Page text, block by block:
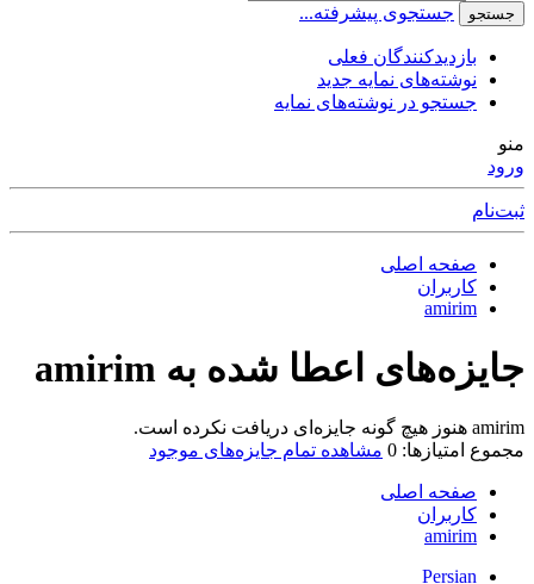
جستجو جستجوی پیشرفته...
بازدیدکنندگان فعلی
نوشته‌های نمایه جدید
جستجو در نوشته‌های نمایه
منو
ورود
ثبت‌نام
صفحه اصلی
کاربران
amirim
جایزه‌های اعطا شده به amirim
amirim هنوز هیچ گونه جایزه‌ای دریافت نکرده است.
مجموع امتیازها: 0
مشاهده تمام جایزه‌های موجود
صفحه اصلی
کاربران
amirim
Persian